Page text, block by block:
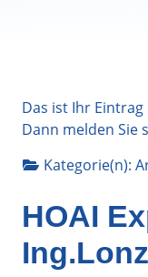
Das ist Ihr
Dann melden Sie
Kategorie(n):
HOAI